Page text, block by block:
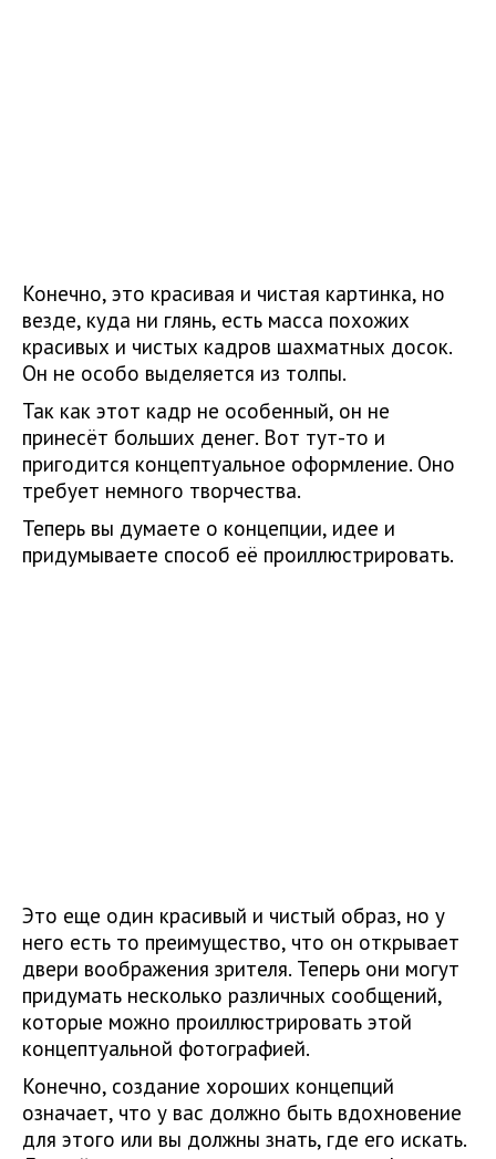
Конечно, это красивая и чистая картинка, но
везде, куда ни глянь, есть масса похожих
красивых и чистых кадров шахматных досок.
Он не особо выделяется из толпы.
Так как этот кадр не особенный, он не
принесёт больших денег. Вот тут-то и
пригодится концептуальное оформление. Оно
требует немного творчества.
Теперь вы думаете о концепции, идее и
придумываете способ её проиллюстрировать.
Это еще один красивый и чистый образ, но у
него есть то преимущество, что он открывает
двери воображения зрителя. Теперь они могут
придумать несколько различных сообщений,
которые можно проиллюстрировать этой
концептуальной фотографией.
Конечно, создание хороших концепций
означает, что у вас должно быть вдохновение
для этого или вы должны знать, где его искать.